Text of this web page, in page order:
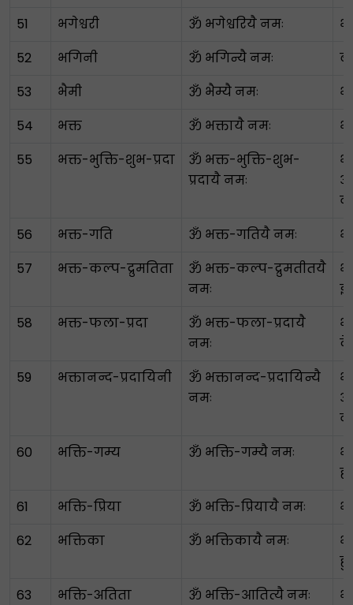
51
भगेश्वरी ॐ भगेश्वरियै नमः
52
भगिनी ॐ भगिन्यै नमः
53
भैमी ॐ भैम्यै नमः
54
भक्त ॐ भक्तायै नमः
55
भक्त-भुक्ति-शुभ-प्रदा
ॐ भक्त-भुक्ति-शुभ-
प्रदायै नमः
56
भक्त-गति ॐ भक्त-गतियै नमः
57
भक्त-कल्प-द्रुमतिता
ॐ भक्त-कल्प-द्रुमतीतयै
नमः
58
भक्त-फला-प्रदा
ॐ भक्त-फला-प्रदायै
नमः
59
भक्तानन्द-प्रदायिनी
ॐ भक्तानन्द-प्रदायिन्यै
नमः
60
भक्ति-गम्य ॐ भक्ति-गम्यै नमः
61
भक्ति-प्रिया ॐ भक्ति-प्रियायै नमः
62
भक्तिका ॐ भक्तिकायै नमः
63
भक्ति-अतिता ॐ भक्ति-आतित्यै नमः